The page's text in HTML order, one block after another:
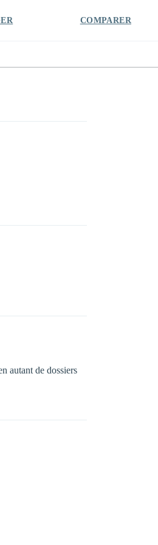
COMPARER
autant de dossiers